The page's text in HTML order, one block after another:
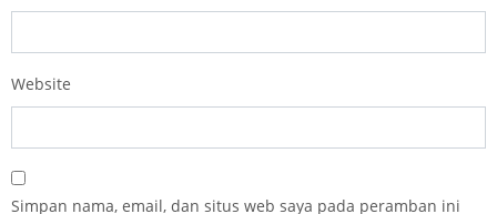
Website
Simpan nama, email, dan situs web saya pada peramban ini